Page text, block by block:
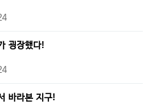
굉장했다!
바라본 지구!